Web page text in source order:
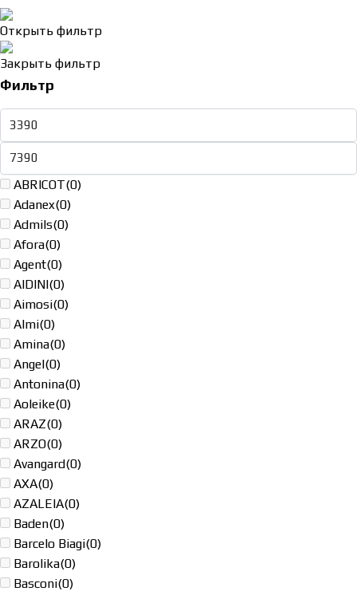
Открыть фильтр
Закрыть фильтр
Фильтр
ABRICOT(0)
Adanex(0)
Admils(0)
Afora(0)
Agent(0)
AIDINI(0)
Aimosi(0)
Almi(0)
Amina(0)
Angel(0)
Antonina(0)
Aoleike(0)
ARAZ(0)
ARZO(0)
Avangard(0)
AXA(0)
AZALEIA(0)
Baden(0)
Barcelo Biagi(0)
Barolika(0)
Basconi(0)